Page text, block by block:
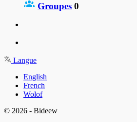
Groupes 0
Langue
English
French
Wolof
© 2026 - Bideew